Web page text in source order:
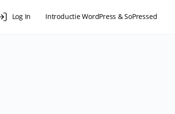
Log In Introductie WordPress & SoPressed